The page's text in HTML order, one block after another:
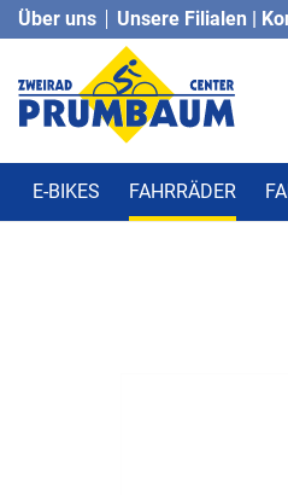
Über uns Unsere Filialen |
E-BIKES FAHRRÄDER